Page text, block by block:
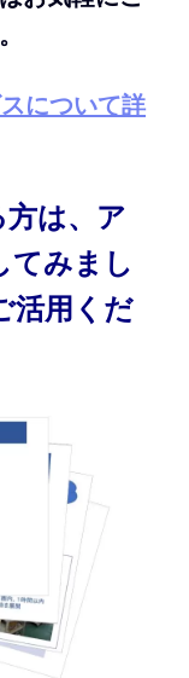
について詳
は、ア
てみまし
活用くだ